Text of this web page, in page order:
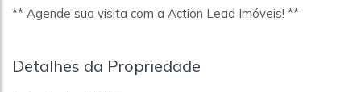
** Agende sua visita com a Action Lead Imóveis! **
Detalhes da Propriedade